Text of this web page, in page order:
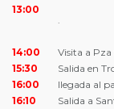
13:00
14:00
Visita a
15:30
Salida en
16:00
llegada al
16:10
Salida a